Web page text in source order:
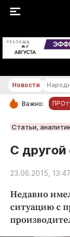
РЕКЛАМА
РУБРИКИ
Обнинск
Новости
Статьи
Авто и
Новости
Важно:
Статьи,
С другой
23.06.2015, 13:47
Недавно
ситуацию с